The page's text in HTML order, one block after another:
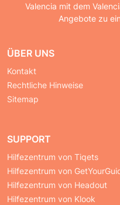
Valencia mit dem
Angebote zu
ÜBER UNS
Kontakt
Rechtliche Hinweise
Sitemap
SUPPORT
Hilfezentrum von Tiqets
Hilfezentrum von
Hilfezentrum von Headout
Hilfezentrum von Klook